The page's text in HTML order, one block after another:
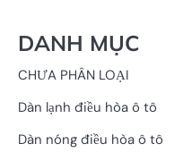
DANH MỤC
CHƯA PHÂN LOẠI
Dàn lạnh điều hòa ô tô
Dàn nóng điều hòa ô tô